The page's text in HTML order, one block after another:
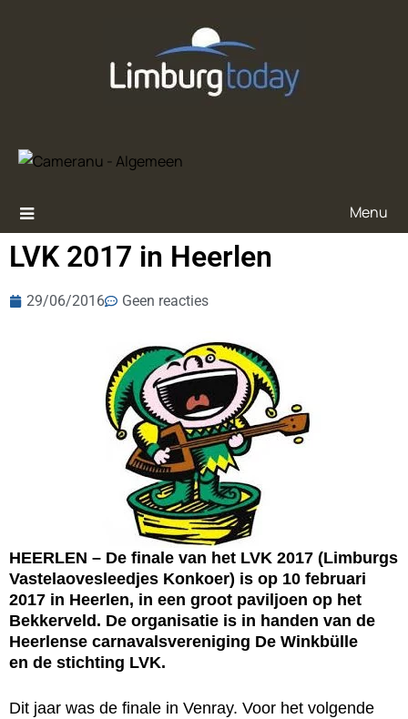
Menu
LVK 2017 in Heerlen
29/06/2016 Geen reacties
HEERLEN – De finale van het LVK 2017 (Limburgs
Vastelaovesleedjes Konkoer) is op 10 februari
2017 in Heerlen, in een groot paviljoen op het
Bekkerveld. De organisatie is in handen van de
Heerlense carnavalsvereniging De Winkbülle
en de stichting LVK.
Dit jaar was de finale in Venray. Voor het volgende